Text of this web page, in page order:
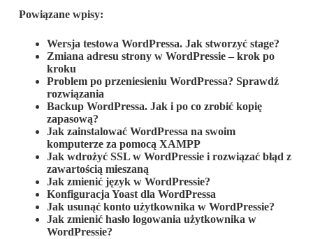
Powiązane wpisy:
Wersja testowa WordPressa. Jak stworzyć stage?
Zmiana adresu strony w WordPressie – krok po
kroku
Problem po przeniesieniu WordPressa? Sprawdź
rozwiązania
Backup WordPressa. Jak i po co zrobić kopię
zapasową?
Jak zainstalować WordPressa na swoim
komputerze za pomocą XAMPP
Jak wdrożyć SSL w WordPressie i rozwiązać błąd z
zawartością mieszaną
Jak zmienić język w WordPressie?
Konfiguracja Yoast dla WordPressa
Jak usunąć konto użytkownika w WordPressie?
Jak zmienić hasło logowania użytkownika w
WordPressie?